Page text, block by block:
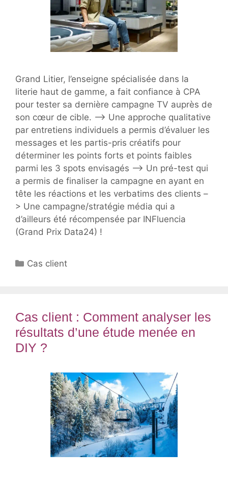
Grand Litier, l’enseigne spécialisée dans la
literie haut de gamme, a fait confiance à CPA
pour tester sa dernière campagne TV auprès de
son cœur de cible. –> Une approche qualitative
par entretiens individuels a permis d’évaluer les
messages et les partis-pris créatifs pour
déterminer les points forts et points faibles
parmi les 3 spots envisagés –> Un pré-test qui
a permis de finaliser la campagne en ayant en
tête les réactions et les verbatims des clients –
> Une campagne/stratégie média qui a
d’ailleurs été récompensée par INFluencia
(Grand Prix Data24) !
Catégories
Cas client
Cas client : Comment analyser les
résultats d’une étude menée en
DIY ?